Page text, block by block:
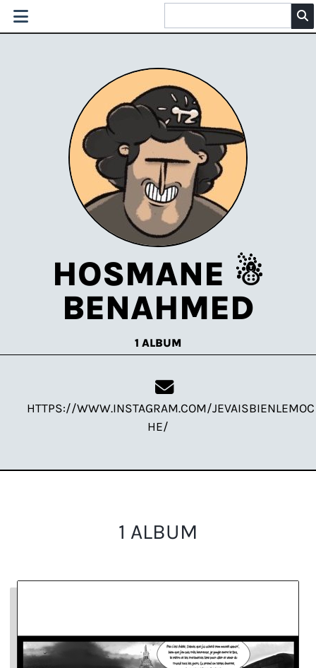
HOSMANE ☃
BENAHMED
1 ALBUM
HTTPS://WWW.INSTAGRAM.COM/JEVAISBIENLEMOC
HE/
1 ALBUM